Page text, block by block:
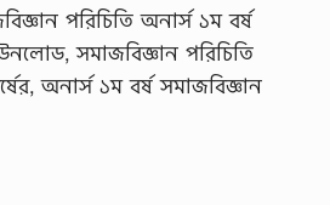
পরিচিতি অনার্স ১ম বর্ষ
সমাজবিজ্ঞান পরিচিতি
অনার্স ১ম বর্ষ সমাজবিজ্ঞান